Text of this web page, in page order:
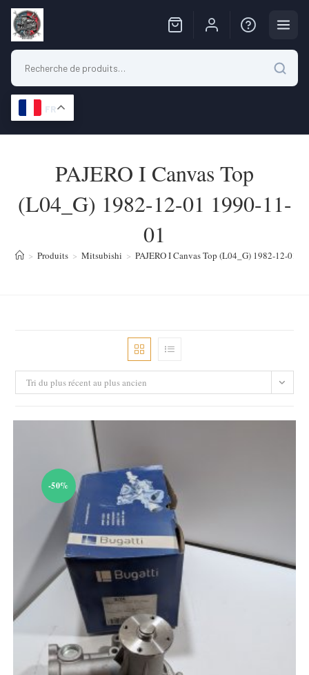
FR
PAJERO I Canvas Top
(L04_G) 1982-12-01 1990-11-
01
> Produits > Mitsubishi > PAJERO I Canvas Top (L04_G) 1982-12-01
Tri du plus récent au plus ancien
-50%